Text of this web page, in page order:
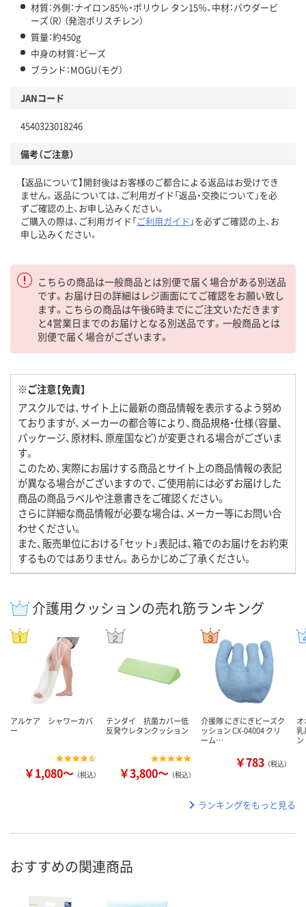
材質：外側：ナイロン85％・ポリウレ タン15％、中材：パウダービ
ーズ（R） （発泡ポリスチレン）
質量：約450g
中身の材質：ビーズ
ブランド：MOGU（モグ）
JANコード
4540323018246
備考（ご注意）
【返品について】開封後はお客様のご都合による返品はお受けでき
ません。返品については、ご利用ガイド「返品・交換について」を必
ずご確認の上、お申し込みください。
ご購入の際は、ご利用ガイド「ご利用ガイド 」を必ずご確認の上、お
申し込みください。
こちらの商品は一般商品とは別便で届く場合がある別送品
です。お届け日の詳細はレジ画面にてご確認をお願い致し
ます。こちらの商品は午後6時までにご注文いただきます
と4営業日までのお届けとなる別送品です。一般商品とは
別便で届く場合がございます。
※ご注意【免責】
アスクルでは、サイト上に最新の商品情報を表示するよう努め
ておりますが、メーカーの都合等により、商品規格・仕様（容量、
パッケージ、原材料、原産国など）が変更される場合がございま
す。
このため、実際にお届けする商品とサイト上の商品情報の表記
が異なる場合がございますので、ご使用前には必ずお届けした
商品の商品ラベルや注意書きをご確認ください。
さらに詳細な商品情報が必要な場合は、メーカー等にお問い合
わせください。
また、販売単位における「セット」表記は、箱でのお届けをお約束
するものではありません。あらかじめご了承ください。
介護用クッションの売れ筋ランキング
アルケア シャワーカバ
ー
￥1,080～ （税込）
テンダイ 抗菌カバー低
反発ウレタンクッション
￥3,800～ （税込）
介援隊 にぎにぎビーズク
ッション CX-04004 クリ
ーム…
￥783 （税込）
ン
ランキングをもっと見る
おすすめの関連商品